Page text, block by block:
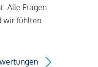
Alle Fragen
wir fühlten